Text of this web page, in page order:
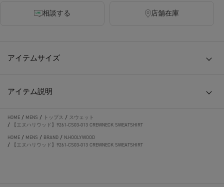
相談する 店舗在庫
アイテムサイズ
アイテム説明
HOME / MENS / トップス / スウェット
/
【エヌハリウッド】9261-CS03-013 CREWNECK SWEATSHIRT
HOME / MENS / BRAND / N.HOOLYWOOD
/
【エヌハリウッド】9261-CS03-013 CREWNECK SWEATSHIRT